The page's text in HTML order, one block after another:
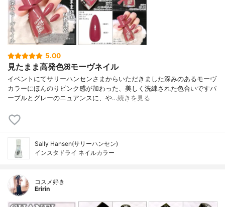
5.00
見たまま高発色ꕤモーヴネイル
イベントにてサリーハンセンさまからいただきました深みのあるモーヴ
カラーにほんのりピンク感が加わった、美しく洗練された色合いですパ
ープルとグレーのニュアンスに、や…続きを見る
Sally Hansen(サリーハンセン)
インスタドライ ネイルカラー
コスメ好き
Eririn